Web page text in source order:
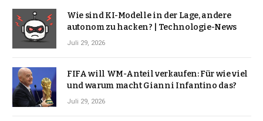
Wie sind KI-Modelle in der Lage, andere
autonom zu hacken? | Technologie-News
Juli 29, 2026
FIFA will WM-Anteil verkaufen: Für wie viel
und warum macht Gianni Infantino das?
Juli 29, 2026